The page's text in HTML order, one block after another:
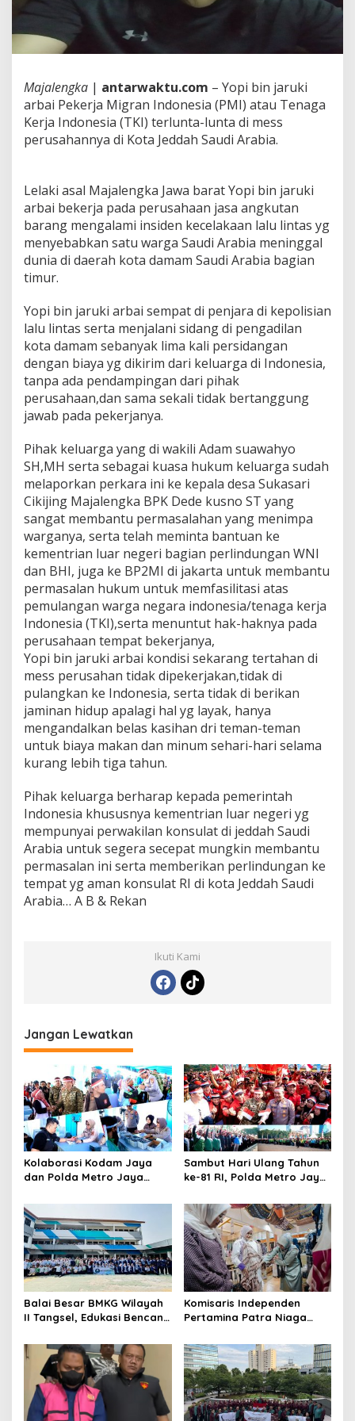
Majalengka | antarwaktu.com – Yopi bin jaruki
arbai Pekerja Migran Indonesia (PMI) atau Tenaga
Kerja Indonesia (TKI) terlunta-lunta di mess
perusahannya di Kota Jeddah Saudi Arabia.
Lelaki asal Majalengka Jawa barat Yopi bin jaruki
arbai bekerja pada perusahaan jasa angkutan
barang mengalami insiden kecelakaan lalu lintas yg
menyebabkan satu warga Saudi Arabia meninggal
dunia di daerah kota damam Saudi Arabia bagian
timur.
Yopi bin jaruki arbai sempat di penjara di kepolisian
lalu lintas serta menjalani sidang di pengadilan
kota damam sebanyak lima kali persidangan
dengan biaya yg dikirim dari keluarga di Indonesia,
tanpa ada pendampingan dari pihak
perusahaan,dan sama sekali tidak bertanggung
jawab pada pekerjanya.
Pihak keluarga yang di wakili Adam suawahyo
SH,MH serta sebagai kuasa hukum keluarga sudah
melaporkan perkara ini ke kepala desa Sukasari
Cikijing Majalengka BPK Dede kusno ST yang
sangat membantu permasalahan yang menimpa
warganya, serta telah meminta bantuan ke
kementrian luar negeri bagian perlindungan WNI
dan BHI, juga ke BP2MI di jakarta untuk membantu
permasalan hukum untuk memfasilitasi atas
pemulangan warga negara indonesia/tenaga kerja
Indonesia (TKI),serta menuntut hak-haknya pada
perusahaan tempat bekerjanya,
Yopi bin jaruki arbai kondisi sekarang tertahan di
mess perusahan tidak dipekerjakan,tidak di
pulangkan ke Indonesia, serta tidak di berikan
jaminan hidup apalagi hal yg layak, hanya
mengandalkan belas kasihan dri teman-teman
untuk biaya makan dan minum sehari-hari selama
kurang lebih tiga tahun.
Pihak keluarga berharap kepada pemerintah
Indonesia khususnya kementrian luar negeri yg
mempunyai perwakilan konsulat di jeddah Saudi
Arabia untuk segera secepat mungkin membantu
permasalan ini serta memberikan perlindungan ke
tempat yg aman konsulat RI di kota Jeddah Saudi
Arabia… A B & Rekan
Ikuti Kami
Jangan Lewatkan
Kolaborasi Kodam Jaya
dan Polda Metro Jaya
Sambut Hari Ulang Tahun
ke-81 RI, Polda Metro Jaya
Balai Besar BMKG Wilayah
II Tangsel, Edukasi Bencana
kepada pelajar UPTD SMPN
23
Komisaris Independen
Pertamina Patra Niaga
Mitra Binaan dengan
Sentuhan Kemanusiaan dan
Keberlanjutan